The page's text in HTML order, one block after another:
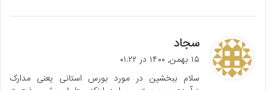
سجاد
ت
:
۱۵ بهمن, ۱۴۰۰ در ۰۱:۲۲
سلام ببخشین در مورد بورس استانی یعنی مدارک